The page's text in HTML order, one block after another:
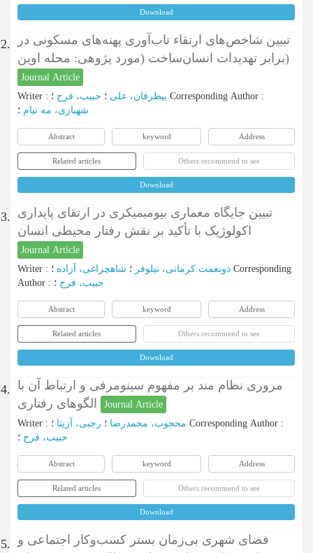
Download
2.
تبیین شاخص‌های ارتقاء تاب‌آوری پهنه‌های مسکونی در
برابر تهدیدات انسان‌ساخت (مورد پژوهی: محله اوین)
Journal Article
Writer : بیطرفان، علی ؛ حبیب، فرح Corresponding Author :
شهبازی، مه تیام ؛
Abstract keyword Address
Related articles Others recommend to see
Download
3. تبیین جایگاه معماری بیومیمیکری در ارتقای پایداری
اکولوژیک با تأکید بر نقش رفتار محیطی انسان
Journal Article
Writer : ذونعمت کرمانی، نیلوفر ؛ شاهچراغی، آزاده
Corresponding
Author : حبیب، فرح ؛
Abstract keyword Address
Related articles Others recommend to see
Download
4. مروری نظام مند بر مفهوم سینومرفی و ارتباط آن با
Journal Article
Writer : محجوب، محمدرضا ؛ رجبی، آزیتا Corresponding Author :
حبیب، فرح ؛
Abstract keyword Address
Related articles Others recommend to see
Download
5. فضای شهری بی‌زمان بستر کسب‌وکار اجتماعی و